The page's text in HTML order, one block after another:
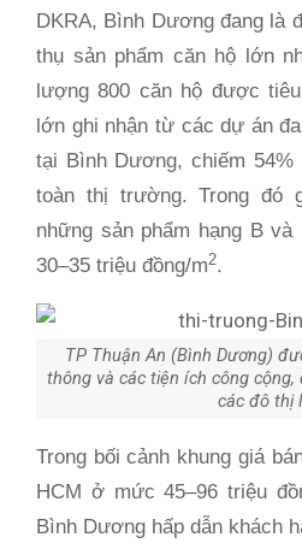
DKRA, Bình Dương đang là
thụ sản phẩm căn hộ lớn
lượng 800 căn hộ được
lớn ghi nhận từ các dự án
tại Bình Dương, chiếm
toàn thị trường. Trong đó
những sản phẩm hạng B
30–35 triệu đồng/m2.
TP Thuận An (Bình Dương)
thông và các tiện ích công
các đô thị
Trong bối cảnh khung giá
HCM ở mức 45–96 triệu
Bình Dương hấp dẫn khách